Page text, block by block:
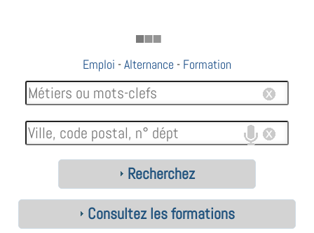
Emploi -Alternance - Formation
Recherchez
Consultez les formations